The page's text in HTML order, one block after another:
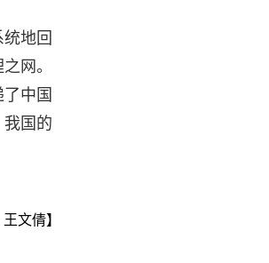
地回
网。
中国
国的
文倩】